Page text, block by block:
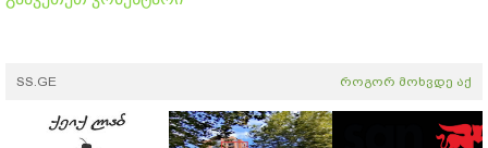
SS.GE როგორ მოხვდე აქ